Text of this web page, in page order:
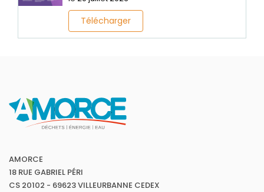
Télécharger
AMORCE
18 RUE GABRIEL PÉRI
CS 20102 - 69623 VILLEURBANNE CEDEX